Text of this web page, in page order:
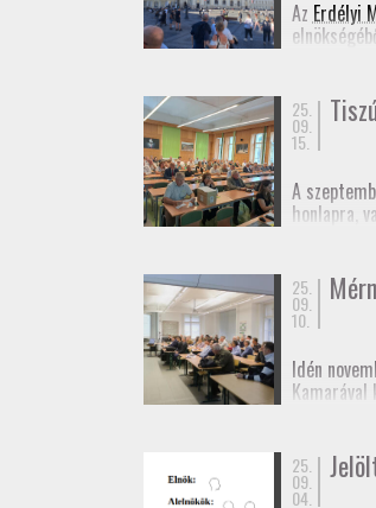
Az Erdélyi
25.
09.
15.
A
honlapra,
25.
09.
10.
Idén
Kamarával
Várjuk
25.
09.
04.